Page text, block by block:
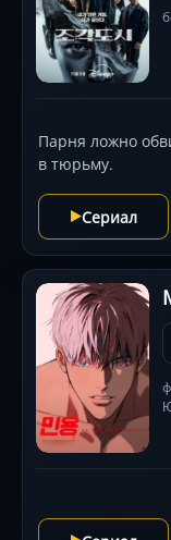
Парня ложно
в тюрьму.
Сериал